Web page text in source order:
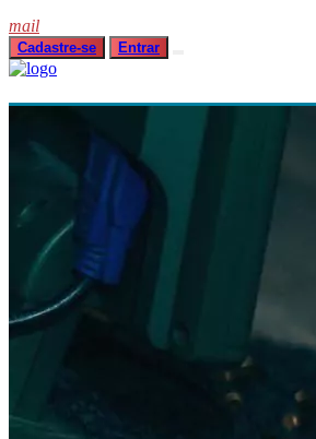
mail
Cadastre-se Entrar